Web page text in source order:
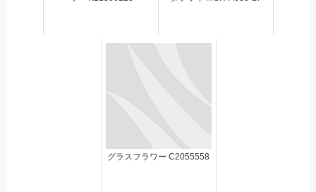
グラスフラワー C2055558